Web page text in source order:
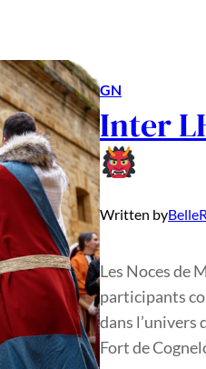
GN
Inter
Written by
Les Noces de
participants
dans l’univers
Fort de